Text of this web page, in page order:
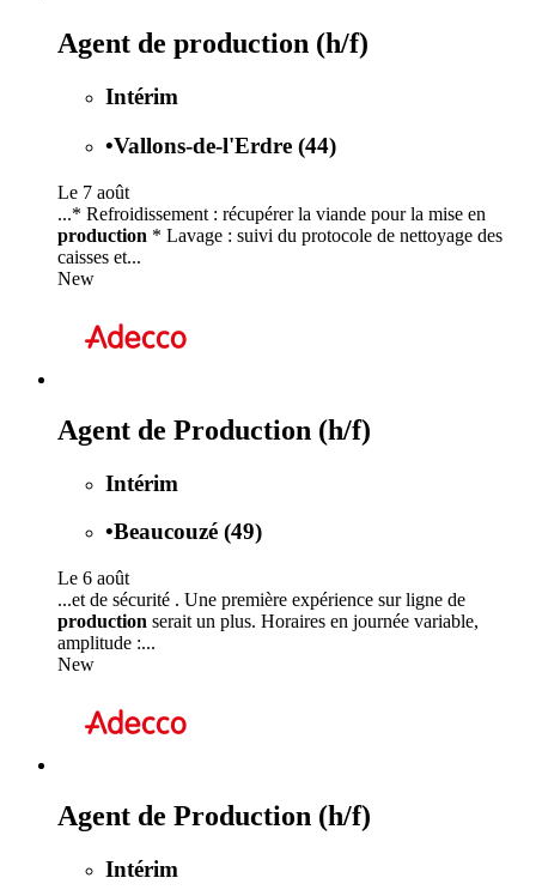
Agent de production (h/f)
Intérim
•Vallons-de-l'Erdre (44)
Le 7 août
...* Refroidissement : récupérer la viande pour la mise en
production * Lavage : suivi du protocole de nettoyage des
caisses et...
New
Agent de Production (h/f)
Intérim
•Beaucouzé (49)
Le 6 août
...et de sécurité . Une première expérience sur ligne de
production serait un plus. Horaires en journée variable,
amplitude :...
New
Agent de Production (h/f)
Intérim